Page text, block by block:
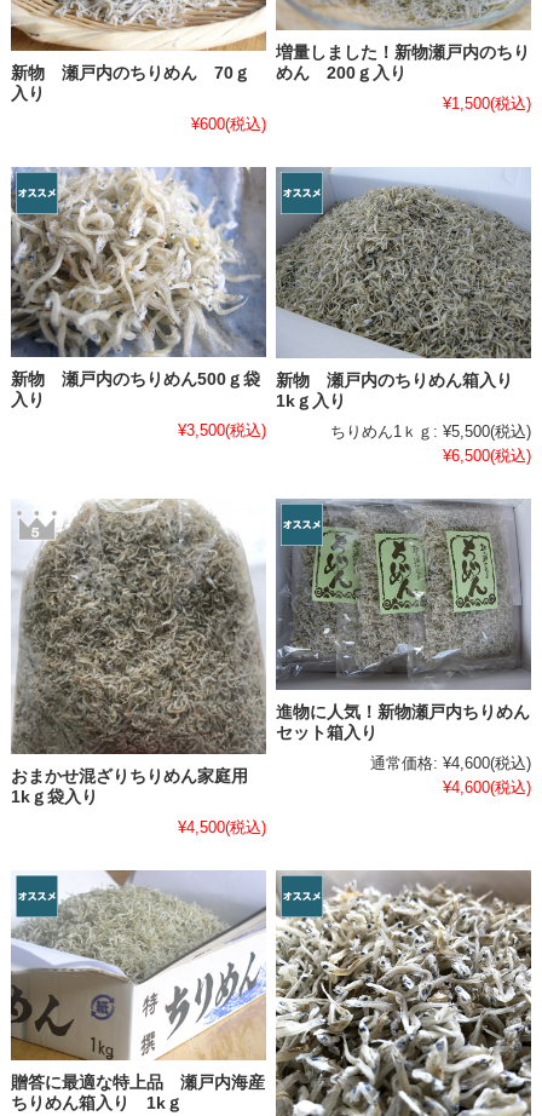
新物 瀬戸内のちりめん 70ｇ
入り
¥600(税込)
増量しました！新物瀬戸内のちり
めん 200ｇ入り
¥1,500(税込)
新物 瀬戸内のちりめん500ｇ袋
入り
¥3,500(税込)
新物 瀬戸内のちりめん箱入り
1kｇ入り
ちりめん1ｋｇ: ¥5,500(税込)
¥6,500(税込)
おまかせ混ざりちりめん家庭用
1kｇ袋入り
¥4,500(税込)
進物に人気！新物瀬戸内ちりめん
セット箱入り
通常価格: ¥4,600(税込)
¥4,600(税込)
贈答に最適な特上品 瀬戸内海産
ちりめん箱入り 1kｇ